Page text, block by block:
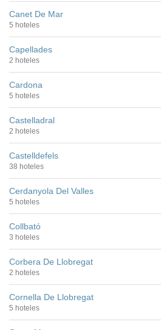
Canet De Mar
5 hoteles
Capellades
2 hoteles
Cardona
5 hoteles
Castelladral
2 hoteles
Castelldefels
38 hoteles
Cerdanyola Del Valles
5 hoteles
Collbató
3 hoteles
Corbera De Llobregat
2 hoteles
Cornella De Llobregat
5 hoteles